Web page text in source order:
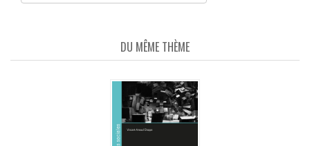
DU MÊME THÈME